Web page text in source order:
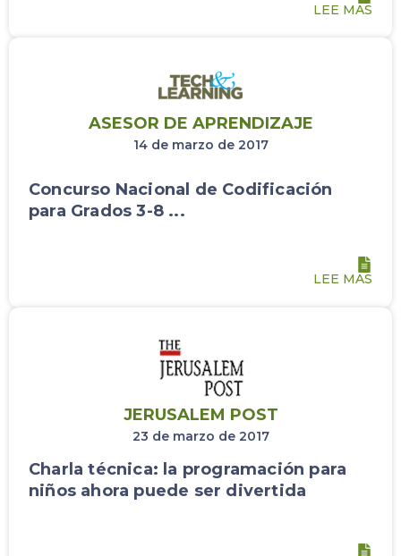
LEE MAS
ASESOR DE APRENDIZAJE
14 de marzo de 2017
Concurso Nacional de Codificación
para Grados 3-8 ...
LEE MAS
JERUSALEM POST
23 de marzo de 2017
Charla técnica: la programación para
niños ahora puede ser divertida